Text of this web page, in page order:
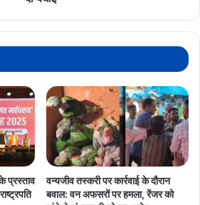
प्रस्ताव
वन्यजीव तस्करी पर कार्रवाई के दौरान
बवाल: वन अफसरों पर हमला, रेंजर को